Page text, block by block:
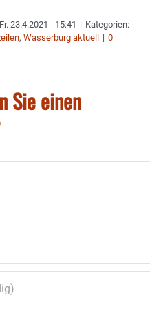
Fr. 23.4.2021 - 15:41 | Kategorien:
,Wasserburg aktuell | 0
Sie einen